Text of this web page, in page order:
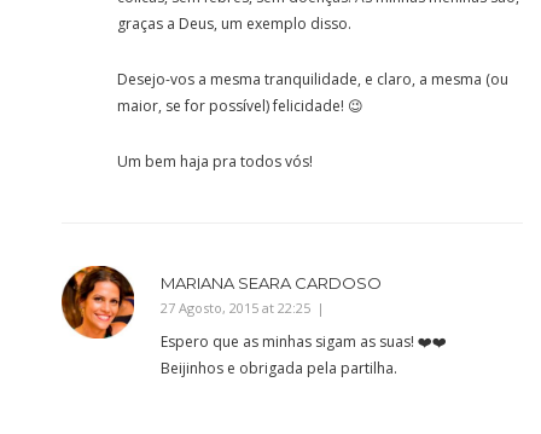
graças a Deus, um exemplo disso.
Desejo-vos a mesma tranquilidade, e claro, a mesma (ou
maior, se for possível) felicidade! 😉
Um bem haja pra todos vós!
MARIANA SEARA CARDOSO
27 Agosto, 2015 at 22:25
Espero que as minhas sigam as suas! ❤️❤️
Beijinhos e obrigada pela partilha.